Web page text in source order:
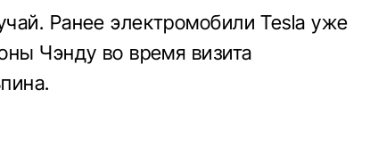
Ранее электромобили Tesla уже
Чэнду во время визита